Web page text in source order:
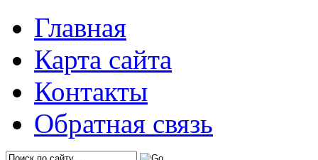
Главная
Карта сайта
Контакты
Обратная связь